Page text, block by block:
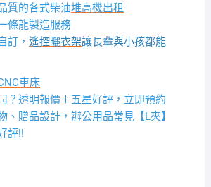
質的各式柴油堆高機出租
條龍製造服務
訂， 遙控曬衣架讓長輩與小孩都能
車床
？透明報價＋五星好評，立即預約
、贈品設計，辦公用品常見【L夾】
評!!